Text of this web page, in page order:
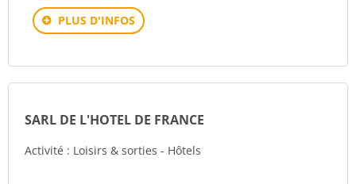
PLUS D'INFOS
SARL DE L'HOTEL DE FRANCE
Activité : Loisirs & sorties - Hôtels